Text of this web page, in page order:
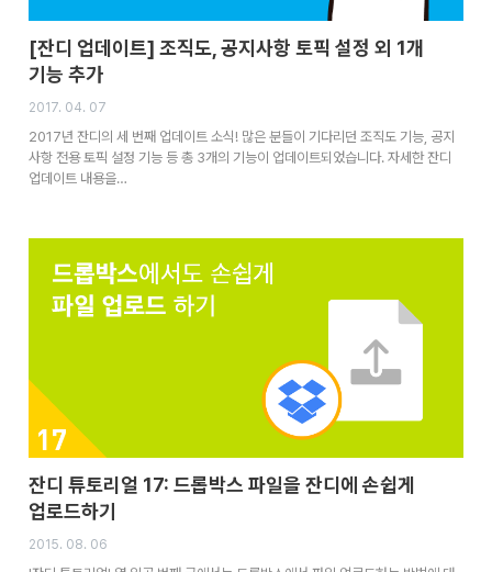
[잔디 업데이트] 조직도, 공지사항 토픽 설정 외 1개
기능 추가
2017. 04. 07
2017년 잔디의 세 번째 업데이트 소식! 많은 분들이 기다리던 조직도 기능, 공지
사항 전용 토픽 설정 기능 등 총 3개의 기능이 업데이트되었습니다. 자세한 잔디
업데이트 내용을…
잔디 튜토리얼 17: 드롭박스 파일을 잔디에 손쉽게
업로드하기
2015. 08. 06